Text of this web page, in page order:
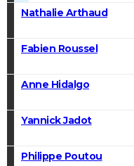
Nathalie Arthaud
Fabien Roussel
Anne Hidalgo
Yannick Jadot
Philippe Poutou